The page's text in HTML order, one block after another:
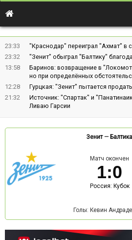
23:33
"Краснодар" переиграл "Ахмат" в
23:32
"Зенит" обыграл "Балтику"
13:58
Баринов: возвращение в
но при определённых
12:28
Гурцкая: "Зенит" пытается
21:32
Источник: "Спартак" и
Ливаю Гарсии
Зенит— Балтика
Матч окончен
1:0
Россия: Кубок
Голы: Кевин